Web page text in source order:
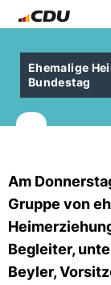
Ehemalige
Bundestag
Am
Gruppe von
Begleiter,
Beyler,